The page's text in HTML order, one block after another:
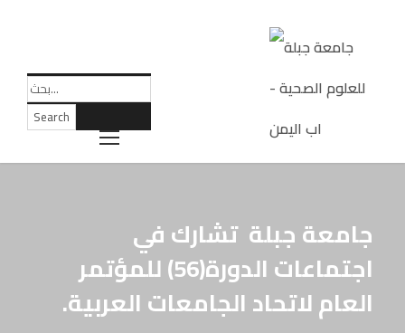
جامعة جبلة تشارك في
اجتماعات الدورة(56) للمؤتمر
العام لاتحاد الجامعات العربية.